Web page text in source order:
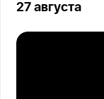
27 августа